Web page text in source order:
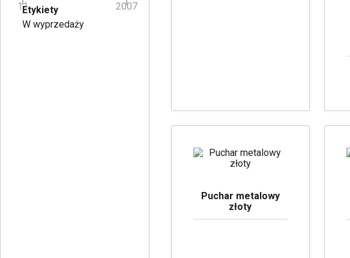
11 2007
Etykiety
W wyprzedaży
Puchar metalowy
złoty